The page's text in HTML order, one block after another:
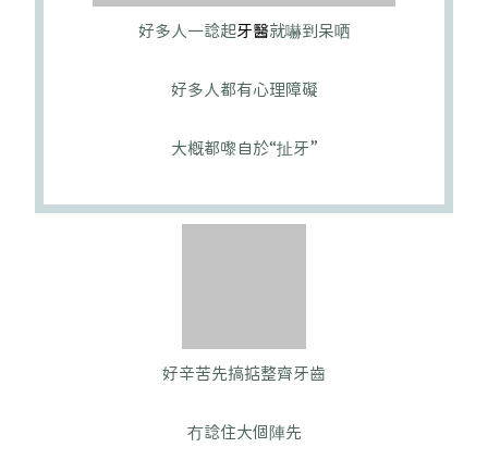
好多人一諗起牙醫就嚇到呆哂
好多人都有心理障礙
大概都嚟自於“扯牙”
好辛苦先搞掂整齊牙齒
冇諗住大個陣先